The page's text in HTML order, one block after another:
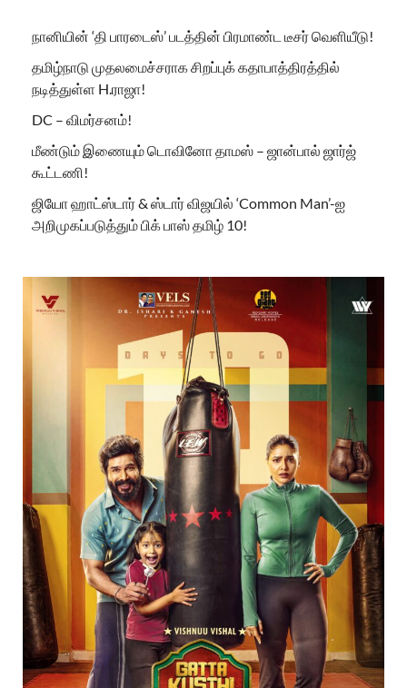
நானியின் ‘தி பாரடைஸ்’ படத்தின் பிரமாண்ட டீசர் வெளியீடு!
தமிழ்நாடு முதலமைச்சராக சிறப்புக் கதாபாத்திரத்தில்
நடித்துள்ள H.ராஜா!
DC – விமர்சனம்!
மீண்டும் இணையும் டொவினோ தாமஸ் – ஜான்பால் ஜார்ஜ்
கூட்டணி!
ஜியோ ஹாட்ஸ்டார் & ஸ்டார் விஜயில் ‘Common Man’-ஐ
அறிமுகப்படுத்தும் பிக் பாஸ் தமிழ் 10!